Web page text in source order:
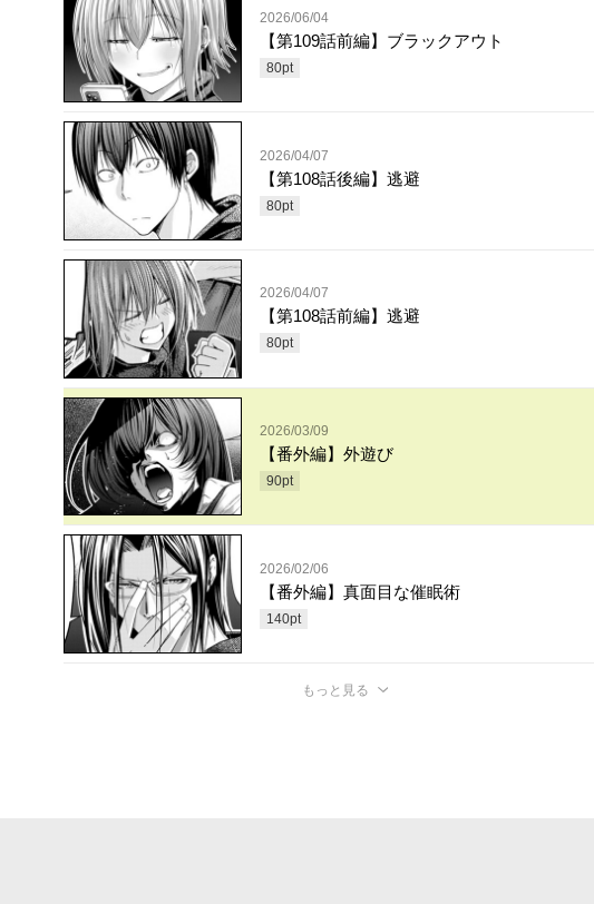
2026/06/04
【第109話前編】ブラックアウト
80pt
2026/04/07
【第108話後編】逃避
80pt
2026/04/07
【第108話前編】逃避
80pt
2026/03/09
【番外編】外遊び
90pt
2026/02/06
【番外編】真面目な催眠術
140pt
もっと見る